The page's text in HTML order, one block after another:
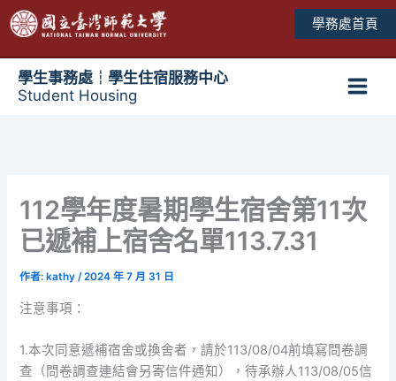
至
學務處首頁
學生事務處┆學生住宿服務中心
Student Housing
112學年度暑期學生宿舍第11次
已遞補上宿舍名單113.7.31
作者: kathy/2024 年 7 月 31 日
注意事項：
1.本次同意遞補宿舍或換舍者，請於113/08/04前填寫問卷調
查（問卷調查連結會另寄信件通知），待承辦人113/08/05信